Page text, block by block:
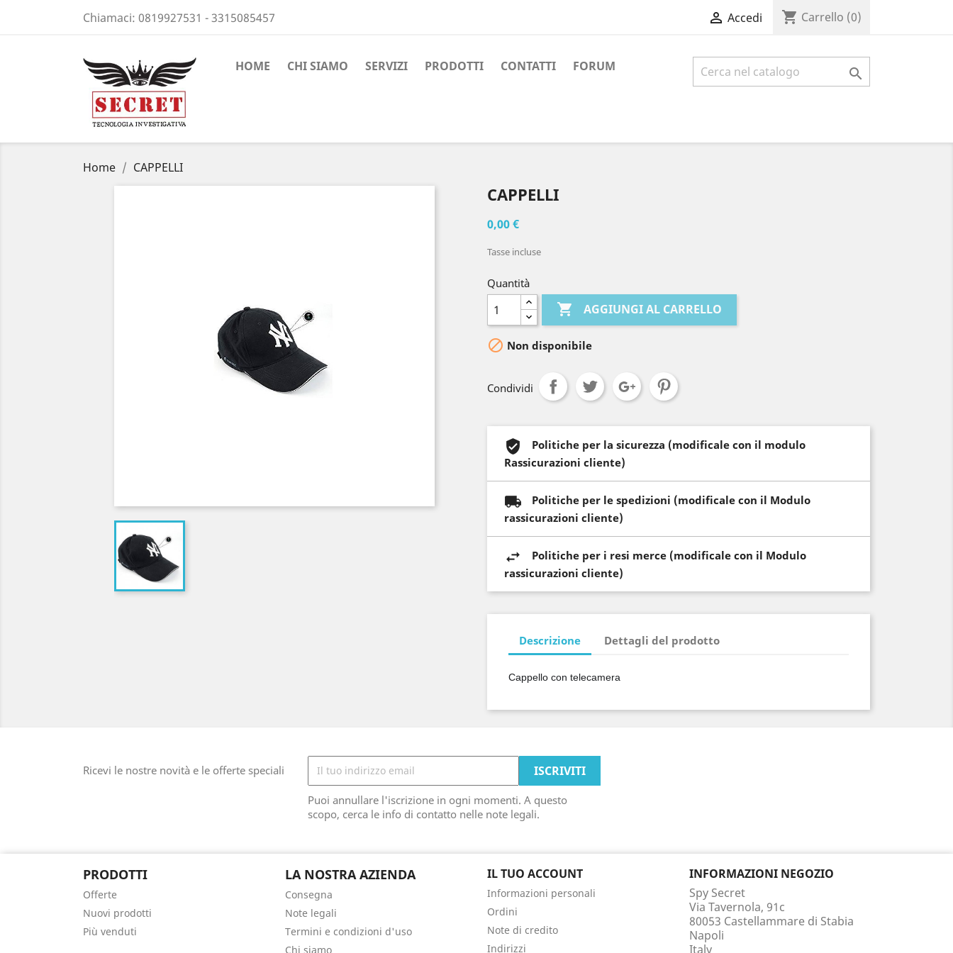
Chiamaci: 0819927531 - 3315085457  Accedi shopping_cart Carrello (0)
HOME CHI SIAMO SERVIZI PRODOTTI CONTATTI FORUM 
Home CAPPELLI
CAPPELLI
0,00 €
Tasse incluse
Quantità
 AGGIUNGI AL CARRELLO
 Non disponibile
Condividi
Politiche per la sicurezza (modificale con il modulo
Rassicurazioni cliente)
Politiche per le spedizioni (modificale con il Modulo
rassicurazioni cliente)
Politiche per i resi merce (modificale con il Modulo
rassicurazioni cliente)
Descrizione Dettagli del prodotto
Cappello con telecamera
Ricevi le nostre novità e le offerte speciali
Puoi annullare l'iscrizione in ogni momenti. A questo
scopo, cerca le info di contatto nelle note legali.
PRODOTTI
Offerte
Nuovi prodotti
Più venduti
LA NOSTRA AZIENDA
Consegna
Note legali
Termini e condizioni d'uso
Chi siamo
IL TUO ACCOUNT
Informazioni personali
Ordini
Note di credito
Indirizzi
INFORMAZIONI NEGOZIO
Spy Secret
Via Tavernola, 91c
80053 Castellammare di Stabia
Napoli
Italy